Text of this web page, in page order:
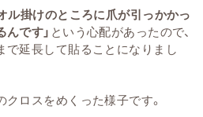
ル掛けのところに爪が引っかかっ
です」 という心配があったので、
で延長して貼ることになりまし
ロスをめくった様子です。